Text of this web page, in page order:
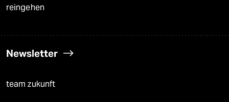
reingehen
Newsletter
team zukunft